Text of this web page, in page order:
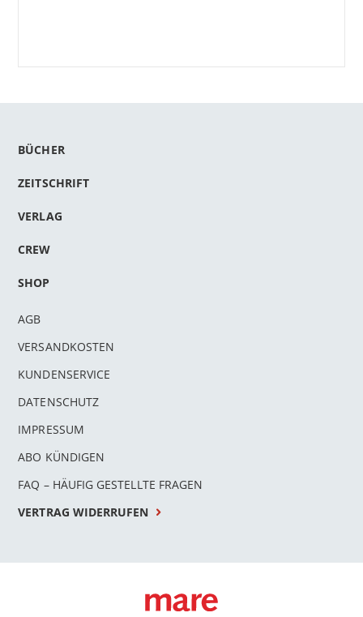
BÜCHER
ZEITSCHRIFT
VERLAG
CREW
SHOP
AGB
VERSANDKOSTEN
KUNDENSERVICE
DATENSCHUTZ
IMPRESSUM
ABO KÜNDIGEN
FAQ – HÄUFIG GESTELLTE FRAGEN
VERTRAG WIDERRUFEN